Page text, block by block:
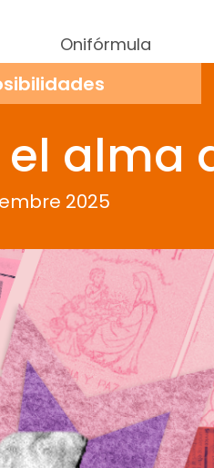
Onifórmula
nutritiva y
nutritiva y
o niño y salvarlos de la
las niñas y niños de México.
alma
2025